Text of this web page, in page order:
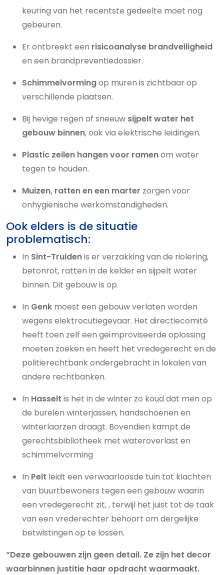
keuring van het recentste gedeelte moet nog
gebeuren.
Er ontbreekt een risicoanalyse brandveiligheid
en een brandpreventiedossier.
Schimmelvormingop muren is zichtbaar op
verschillende plaatsen.
Bij hevige regen of sneeuw sijpelt water het
gebouw binnen, ook via elektrische leidingen.
Plastic zeilen hangen voor ramenom water
tegen te houden.
Muizen, ratten en een marter zorgen voor
onhygiënische werkomstandigheden.
Ook elders is de situatie
problematisch:
In Sint-Truidenis er verzakking van de riolering,
betonrot, ratten in de kelder en sijpelt water
binnen. Dit gebouw is op.
In Genk moest een gebouw verlaten worden
wegens elektrocutiegevaar. Het directiecomité
heeft toen zelf een geïmproviseerde oplossing
moeten zoeken en heeft het vredegerecht en de
politierechtbank ondergebracht in lokalen van
andere rechtbanken.
In Hasselt is het in de winter zo koud dat men op
de burelen winterjassen, handschoenen en
winterlaarzen draagt. Bovendien kampt de
gerechtsbibliotheek met wateroverlast en
schimmelvorming
In Pelt leidt een verwaarloosde tuin tot klachten
van buurtbewoners tegen een gebouw waarin
een vredegerecht zit, , terwijl het juist tot de taak
van een vrederechter behoort om dergelijke
betwistingen op te lossen.
“Deze gebouwen zijn geen detail. Ze zijn het decor
waarbinnen justitie haar opdracht waarmaakt.